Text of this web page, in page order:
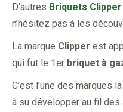
D’autres Briquets Clipper
n’hésitez pas à les
La marque Clipper est
qui fut le 1er briquet à
C’est l’une des marques
à su développer au fil